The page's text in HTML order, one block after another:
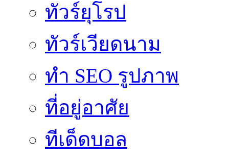
ทัวร์ยุโรป
ทัวร์เวียดนาม
ทำ SEO รูปภาพ
ที่อยู่อาศัย
ทีเด็ดบอล